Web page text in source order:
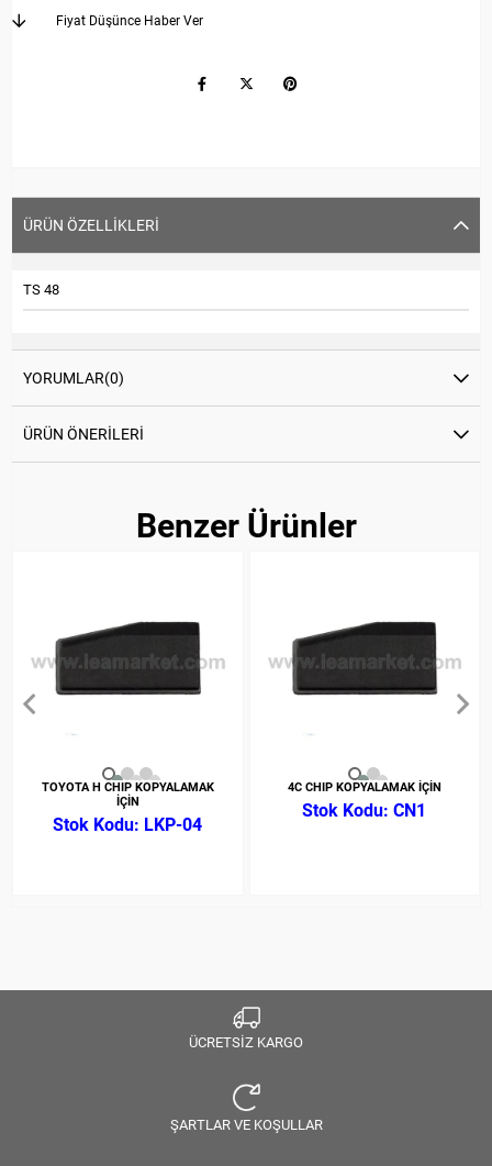
Fiyat Düşünce Haber Ver
ÜRÜN ÖZELLIKLERI
TS 48
YORUMLAR(0)
ÜRÜN ÖNERILERI
Benzer Ürünler
TOYOTA H CHIP KOPYALAMAK
İÇİN
LKP-04
4C CHIP KOPYALAMAK İÇİN
CN1
ÜCRETSİZ KARGO
ŞARTLAR VE KOŞULLAR